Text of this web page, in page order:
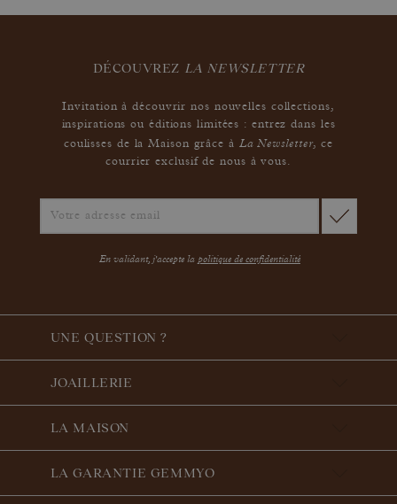
DÉCOUVREZ LA NEWSLETTER
Invitation à découvrir nos nouvelles collections,
inspirations ou éditions limitées : entrez dans les
coulisses de la Maison grâce à La Newsletter,ce
courrier exclusif de nous à vous.
En validant, j'accepte la politique de confidentialité
UNE QUESTION ?
JOAILLERIE
LA MAISON
LA GARANTIE GEMMYO